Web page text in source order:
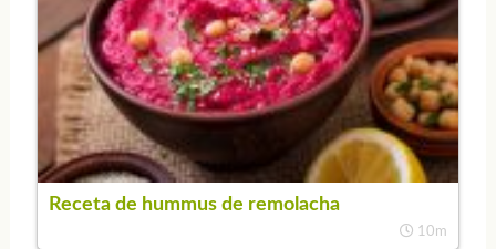
Receta de hummus de remolacha
10m